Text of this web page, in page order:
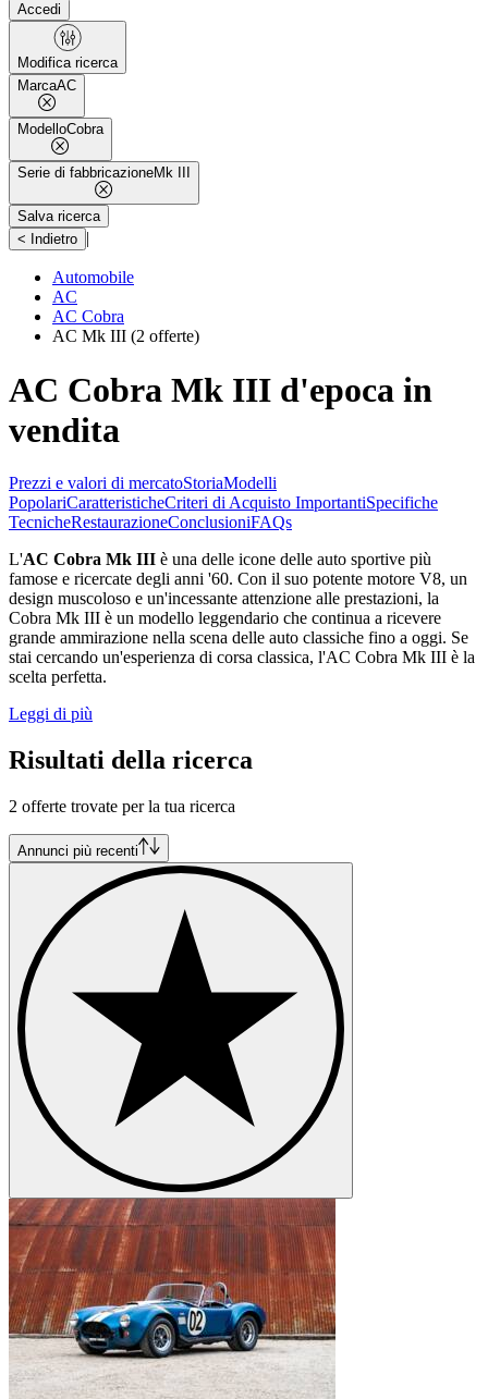
Accedi
Modifica ricerca
MarcaAC
ModelloCobra
Serie di fabbricazioneMk III
Salva ricerca
< Indietro |
Automobile
AC
AC Cobra
AC Mk III (2 offerte)
AC Cobra Mk III d'epoca in
vendita
Prezzi e valori di mercatoStoriaModelli
PopolariCaratteristicheCriteri di Acquisto ImportantiSpecifiche
TecnicheRestaurazioneConclusioniFAQs
L'AC Cobra Mk III è una delle icone delle auto sportive più
famose e ricercate degli anni '60. Con il suo potente motore V8, un
design muscoloso e un'incessante attenzione alle prestazioni, la
Cobra Mk III è un modello leggendario che continua a ricevere
grande ammirazione nella scena delle auto classiche fino a oggi. Se
stai cercando un'esperienza di corsa classica, l'AC Cobra Mk III è la
scelta perfetta.
Leggi di più
Risultati della ricerca
2 offerte trovate per la tua ricerca
Annunci più recenti